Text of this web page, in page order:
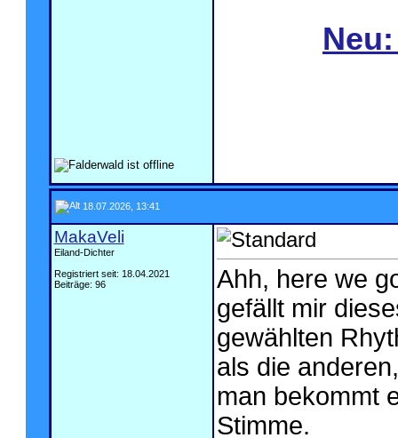
18.07.2026, 13:41
MakaVeli
Eiland-Dichter
Registriert seit: 18.04.2021
Beiträge: 96
Ahh, here we
gefällt mir
gewählten
als die
man bekommt
Stimme.